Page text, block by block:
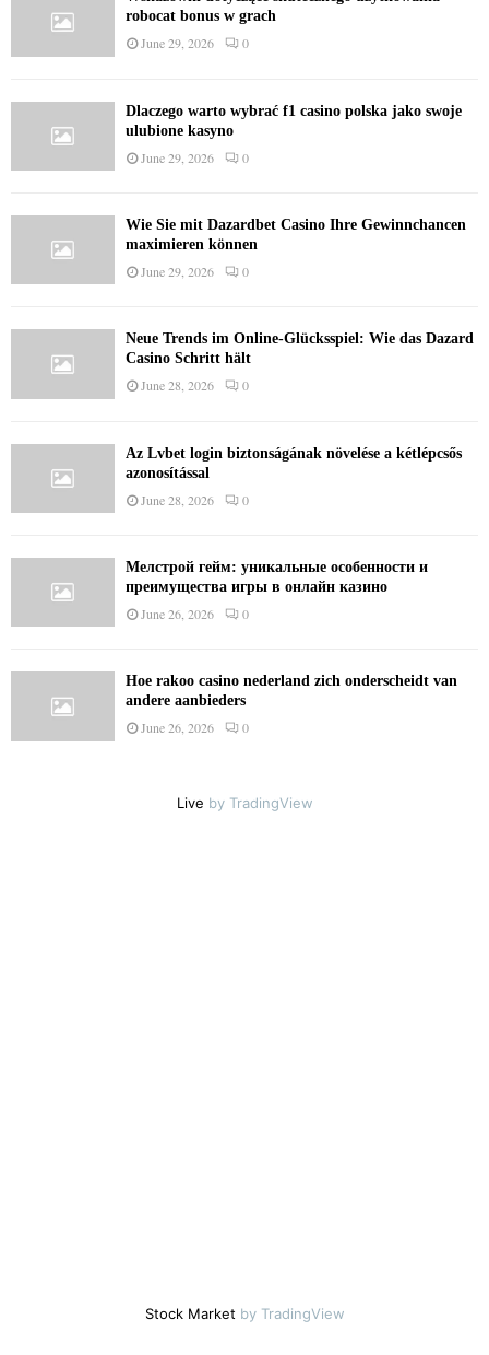
robocat bonus w grach
June 29, 2026 0
Dlaczego warto wybrać f1 casino polska jako swoje
ulubione kasyno
June 29, 2026 0
Wie Sie mit Dazardbet Casino Ihre Gewinnchancen
maximieren können
June 29, 2026 0
Neue Trends im Online-Glücksspiel: Wie das Dazard
Casino Schritt hält
June 28, 2026 0
Az Lvbet login biztonságának növelése a kétlépcsős
azonosítással
June 28, 2026 0
Мелстрой гейм: уникальные особенности и
преимущества игры в онлайн казино
June 26, 2026 0
Hoe rakoo casino nederland zich onderscheidt van
andere aanbieders
June 26, 2026 0
Live by TradingView
Stock Market by TradingView